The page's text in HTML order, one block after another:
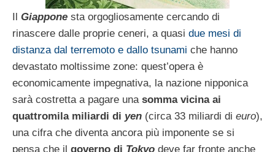
Il Giappone sta orgogliosamente cercando di
rinascere dalle proprie ceneri, a quasi due mesi di
distanza dal terremoto e dallo tsunami che hanno
devastato moltissime zone: quest’opera è
economicamente impegnativa, la nazione nipponica
sarà costretta a pagare una somma vicina ai
quattromila miliardi di yen (circa 33 miliardi di euro),
una cifra che diventa ancora più imponente se si
pensa che il governo di Tokyo deve far fronte anche